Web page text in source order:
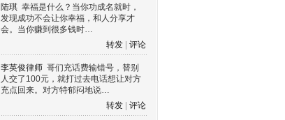
陆琪 幸福是什么？当你功成名就时，
发现成功不会让你幸福，和人分享才
会。当你赚到很多钱时…
转发
评论
李英俊律师 哥们充话费输错号，替别
人交了100元，就打过去电话想让对方
充点回来。对方特郁闷地说…
转发
评论